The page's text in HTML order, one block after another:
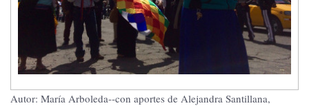
Autor: María Arboleda--con aportes de Alejandra Santillana,